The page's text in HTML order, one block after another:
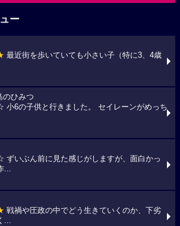
ー
最近街を歩いていても小さい子（特に3、4歳
のひみつ
小6の子供と行きました。 セイレーンがめっち
ずいぶん前に見た感じがしますが、面白かっ
...
戦禍や圧政の中でどう生きていくのか、下劣
...